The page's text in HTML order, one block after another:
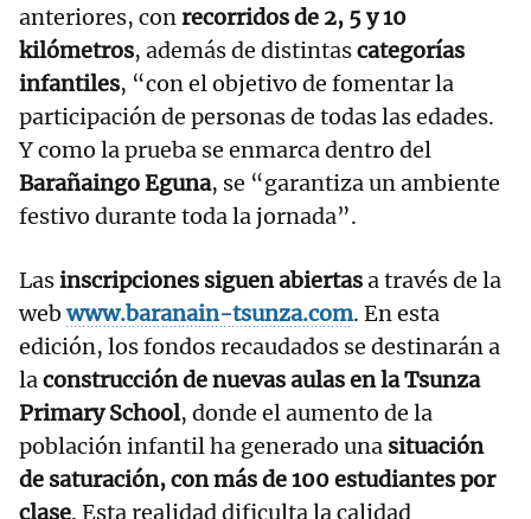
anteriores, conrecorridos de 2, 5 y 10
kilómetros, además de distintascategorías
infantiles, “con el objetivo de fomentar la
participación de personas de todas las edades.
Y como la prueba se enmarca dentro del
Barañaingo Eguna, se “garantiza un ambiente
festivo durante toda la jornada”.
Lasinscripciones siguen abiertasa través de la
webwww.baranain-tsunza.com. En esta
edición, los fondos recaudados se destinarán a
laconstrucción de nuevas aulas en la Tsunza
Primary School, donde el aumento de la
población infantil ha generado una situación
de saturación, con más de 100 estudiantes por
clase. Esta realidad dificulta la calidad